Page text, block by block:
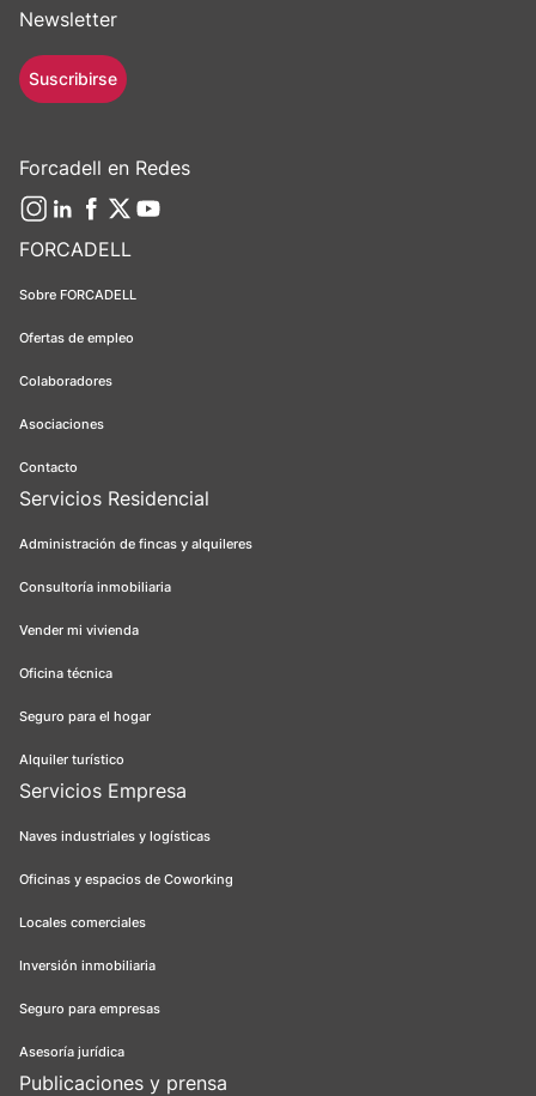
FORCADELL
Sobre FORCADELL
Ofertas de empleo
Colaboradores
Asociaciones
Contacto
Servicios Residencial
Administración de fincas y alquileres
Consultoría inmobiliaria
Vender mi vivienda
Oficina técnica
Seguro para el hogar
Alquiler turístico
Servicios Empresa
Naves industriales y logísticas
Oficinas y espacios de Coworking
Locales comerciales
Inversión inmobiliaria
Seguro para empresas
Asesoría jurídica
Publicaciones y prensa
Newsletter
Suscribirse
Forcadell en Redes